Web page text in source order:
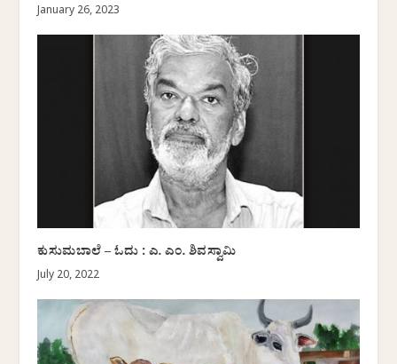
January 26, 2023
ಕುಸುಮಬಾಲೆ – ಓದು : ಎ. ಎಂ. ಶಿವಸ್ವಾಮಿ
July 20, 2022